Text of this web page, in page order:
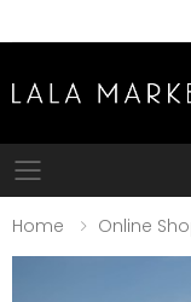
Mobile
Home Online